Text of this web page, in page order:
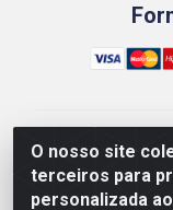
O nosso site
terceiros para
personalizada
Medeiros
Severiano da
João